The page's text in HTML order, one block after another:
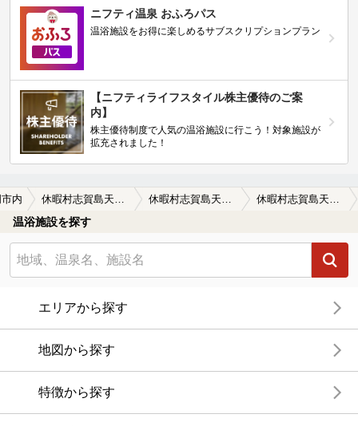
ニフティ温泉 おふろパス
温浴施設をお得に楽しめるサブスクリプションプラン
【ニフティライフスタイル株主優待のご案
内】
株主優待制度で人気の温浴施設に行こう！対象施設が
拡充されました！
内
温浴施設を探す
エリアから探す
地図から探す
特徴から探す